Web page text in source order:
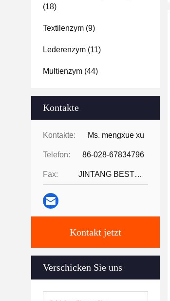
(18)
Textilenzym (9)
Lederenzym (11)
Multienzym (44)
Kontakte
Kontakte: Ms. mengxue xu
Telefon: 86-028-67834796
Fax: JINTANG BESTWAY TECHNOLOGY CO
Kontakt jetzt
Verschicken Sie uns